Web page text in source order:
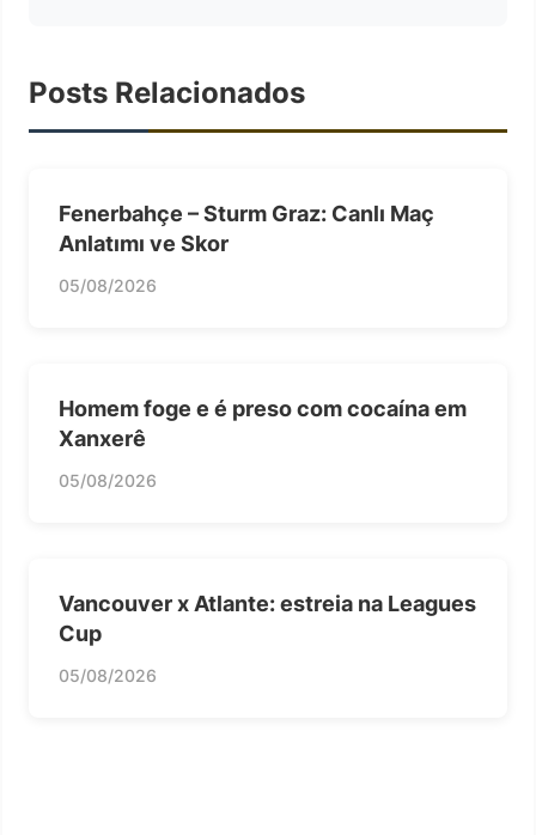
Posts Relacionados
Fenerbahçe – Sturm Graz: Canlı Maç
Anlatımı ve Skor
05/08/2026
Homem foge e é preso com cocaína em
Xanxerê
05/08/2026
Vancouver x Atlante: estreia na Leagues
Cup
05/08/2026